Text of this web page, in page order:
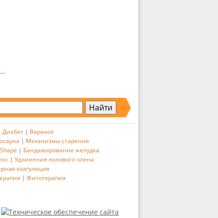
Диабет| Варикоз
| Механизмы старения
| Бандажирование желудка
| Удлинение полового члена
коагуляция
| Фитотерапия